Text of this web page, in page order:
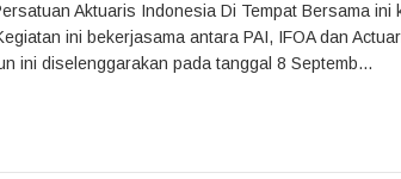
Aktuaris Indonesia Di Tempat Bersama
ini bekerjasama antara PAI, IFOA dan
ini diselenggarakan pada tanggal 8 Septemb...